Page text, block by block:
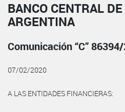
BANCO CENTRAL
ARGENTINA
Comunicación “C”
07/02/2020
A LAS ENTIDADES FINANCIERAS: